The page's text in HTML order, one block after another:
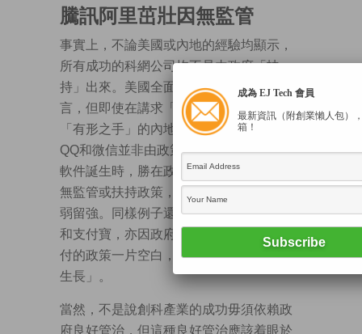
騰訊阿里茁壯因無監管
事實上，不論美國或內地的經驗均顯示，
所有成功的科網公司均不是由政府「扶
持」出來。美國全面奉行自由市場自不待
言，但即使在講求「產業政策」、着重
「有形之手」的內地，騰訊（
00700
QQ和微信並非由政策催生，反而在這兩個
軟件誕生時，勝在政府對即時通訊軟件全
無監管或扶持政策， 才得以全速成長及汰
弱留強。同樣例子還有阿里巴巴的淘寶網
和支付寶，亦因政府當時對網購和電子支
付的政策一片空白，始可以健康地「野蠻
生長」。
當然，不是說創科產業的成功毋須依賴政
府良好管治，但這種良好管治應該着眼於
成為 EJ Tech 會員
最新資訊（附創業懶人包）
箱！